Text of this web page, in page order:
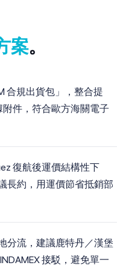
案。
合規出貨包」，整合提
附件，符合歐方海關電子
復航後運價結構性下
長約，用運價節省抵銷部
分流，建議鹿特丹／漢堡
接駁，避免單一